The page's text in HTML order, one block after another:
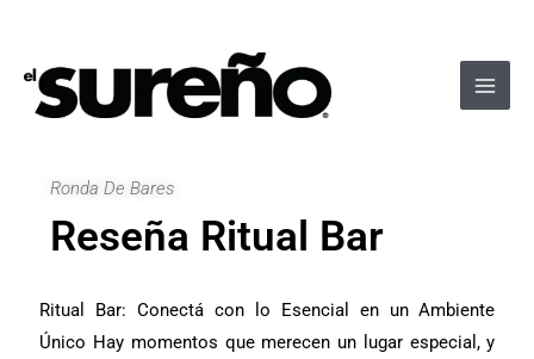
contenido
Ronda De Bares
Reseña Ritual Bar
Ritual Bar: Conectá con lo Esencial en un Ambiente
Único Hay momentos que merecen un lugar especial, y
entradas